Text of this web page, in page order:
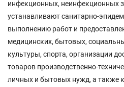
инфекционных, неинфекционных
устанавливают санитарно-
выполнению работ и
медицинских, бытовых,
культуры, спорта, организации
товаров производственно-
личных и бытовых нужд, а также